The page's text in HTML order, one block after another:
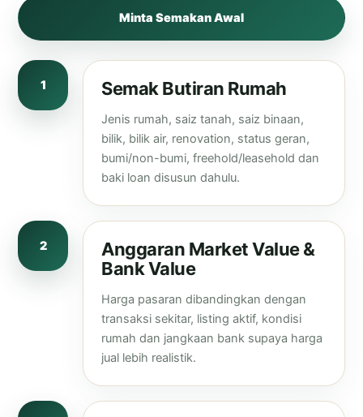
Minta Semakan Awal
1 Semak Butiran Rumah
Jenis rumah, saiz tanah, saiz binaan,
bilik, bilik air, renovation, status geran,
bumi/non-bumi, freehold/leasehold dan
baki loan disusun dahulu.
2
Anggaran Market Value &
Bank Value
Harga pasaran dibandingkan dengan
transaksi sekitar, listing aktif, kondisi
rumah dan jangkaan bank supaya harga
jual lebih realistik.